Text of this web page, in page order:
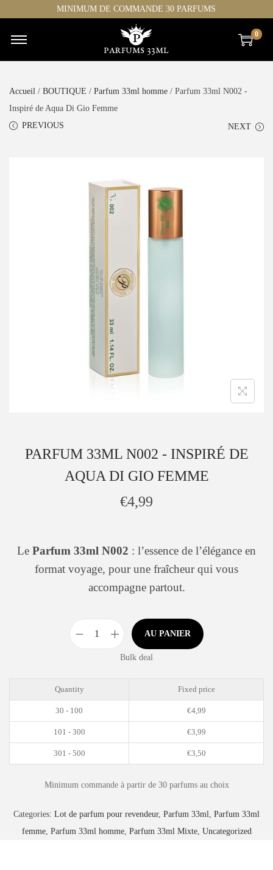
MINIMUM DE COMMANDE 30 PARFUMS
0
Accueil / BOUTIQUE / Parfum 33ml homme / Parfum 33ml N002 -
Inspiré de Aqua Di Gio Femme
PREVIOUS
NEXT
PARFUM 33ML N002 - INSPIRÉ DE
AQUA DI GIO FEMME
€4,99
Le Parfum 33ml N002 : l’essence de l’élégance en
format voyage, pour une fraîcheur qui vous
accompagne partout.
AU PANIER
Bulk deal
Quantity Fixed price
30 - 100 €4,99
101 - 300 €3,99
301 - 500 €3,50
Minimum commande à partir de 30 parfums au choix
Categories: Lot de parfum pour revendeur, Parfum 33ml, Parfum 33ml
femme, Parfum 33ml homme, Parfum 33ml Mixte, Uncategorized